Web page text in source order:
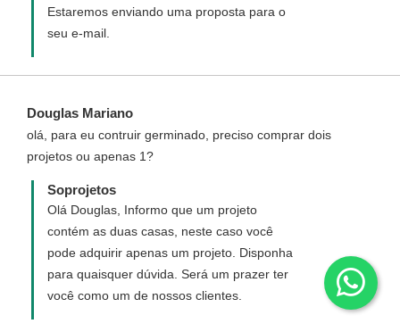
Estaremos enviando uma proposta para o
seu e-mail.
Douglas Mariano
olá, para eu contruir germinado, preciso comprar dois
projetos ou apenas 1?
Soprojetos
Olá Douglas, Informo que um projeto
contém as duas casas, neste caso você
pode adquirir apenas um projeto. Disponha
para quaisquer dúvida. Será um prazer ter
você como um de nossos clientes.